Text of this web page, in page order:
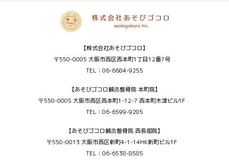
【株式会社あそびゴコロ】
〒550-0005 大阪市西区西本町1丁目12番7号
TEL：06-6684-9255
【あそびゴコロ鍼灸整骨院 本町院】
〒550-0005 大阪市西区西本町1-12-7 西本町木津ビル1F
TEL：06-6599-9205
【あそびゴコロ鍼灸整骨院 西長堀院】
〒550-0013 大阪市西区新町4-1-14HK新町ビル1F
TEL：06-6538-8585